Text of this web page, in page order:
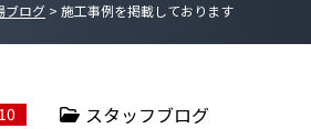
ブログ > 施工事例を掲載しております
スタッフブログ